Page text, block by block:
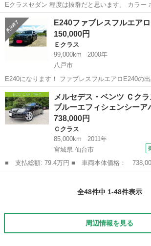
Eクラスセダン 程度は抜群だと思います。 カラー ホワイト 排気量
3200cc サンルーフ、黒革、パナソニックHDDナビ付いています。走行
距離は、100.000kmですが通勤で乗っているので
す。エ...
青森
E240ファブレスフルエア
150,000円
Ｅクラス
99,000km
2000年
八戸市
E240になります！ ファブレスフルエアロE240の出
フラーもファブレスの物になります！音はわりか
不具合はありませんがフロントガラスにひびがあ
が必要になります！別...
青森 八戸市 Ｅクラス
メルセデス・ベンツ Ｃク
ブルーエフィシェンシー
738,000円
Ｃクラス
85,000km
2011年
宮城県 仙台市
■ 支払総額: 79.4万円 ■ 車両本体価格： 738,000 円 ■ メーカー
名： メルセデス・ベンツ ■ 車種名： Ｃクラ
全48件中 1-48件表示
周辺情報を見る